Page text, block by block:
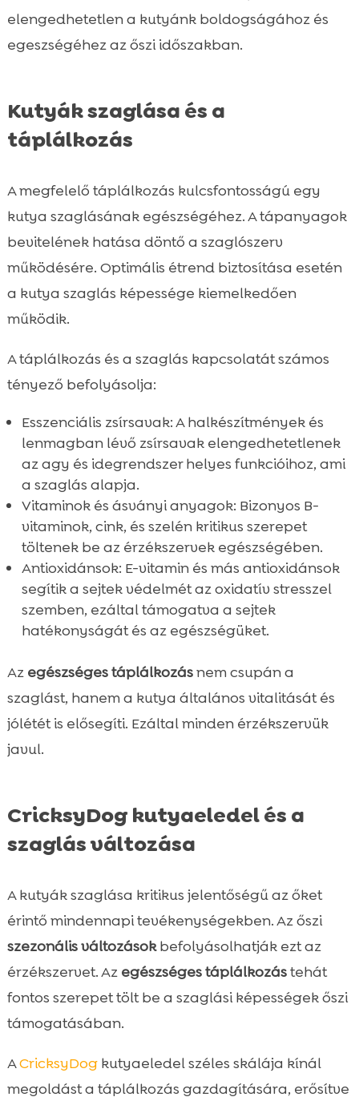
elengedhetetlen a kutyánk boldogságához és
egeszségéhez az őszi időszakban.
Kutyák szaglása és a
táplálkozás
A megfelelő táplálkozás kulcsfontosságú egy
kutya szaglásának egészségéhez. A tápanyagok
bevitelének hatása döntő a szaglószerv
működésére. Optimális étrend biztosítása esetén
a kutya szaglás képessége kiemelkedően
működik.
A táplálkozás és a szaglás kapcsolatát számos
tényező befolyásolja:
Esszenciális zsírsavak: A halkészítmények és
lenmagban lévő zsírsavak elengedhetetlenek
az agy és idegrendszer helyes funkcióihoz, ami
a szaglás alapja.
Vitaminok és ásványi anyagok: Bizonyos B-
vitaminok, cink, és szelén kritikus szerepet
töltenek be az érzékszervek egészségében.
Antioxidánsok: E-vitamin és más antioxidánsok
segítik a sejtek védelmét az oxidatív stresszel
szemben, ezáltal támogatva a sejtek
hatékonyságát és az egészségüket.
Az egészséges táplálkozásnem csupán a
szaglást, hanem a kutya általános vitalitását és
jólétét is elősegíti. Ezáltal minden érzékszervük
javul.
CricksyDog kutyaeledel és a
szaglás változása
A kutyák szaglása kritikus jelentőségű az őket
érintő mindennapi tevékenységekben. Az őszi
szezonális változásokbefolyásolhatják ezt az
érzékszervet. Az egészséges táplálkozástehát
fontos szerepet tölt be a szaglási képességek őszi
támogatásában.
ACricksyDogkutyaeledel széles skálája kínál
megoldást a táplálkozás gazdagítására, erősítve